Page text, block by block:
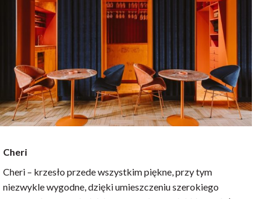
Cheri
Cheri – krzesło przede wszystkim piękne, przy tym
niezwykle wygodne, dzięki umieszczeniu szerokiego